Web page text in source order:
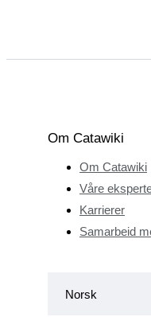
Om Catawiki
Om Catawiki
Våre
Karrierer
Samarbeid